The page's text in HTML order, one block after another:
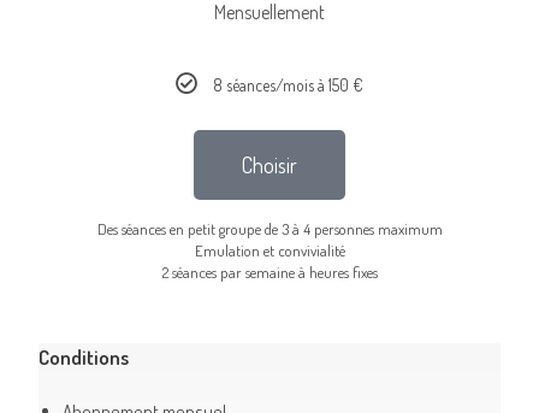
Mensuellement
8 séances/mois à 150 €
Choisir
Des séances en petit groupe de 3 à 4 personnes maximum
Emulation et convivialité
2 séances par semaine à heures fixes
Conditions